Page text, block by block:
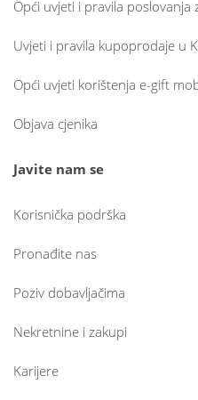
Opći uvjeti i pravila
Uvjeti i pravila kupoprodaje u
Opći uvjeti korištenja e-gift
Objava cjenika
Javite nam se
Korisnička podrška
Pronađite nas
Poziv dobavljačima
Nekretnine i zakupi
Karijere